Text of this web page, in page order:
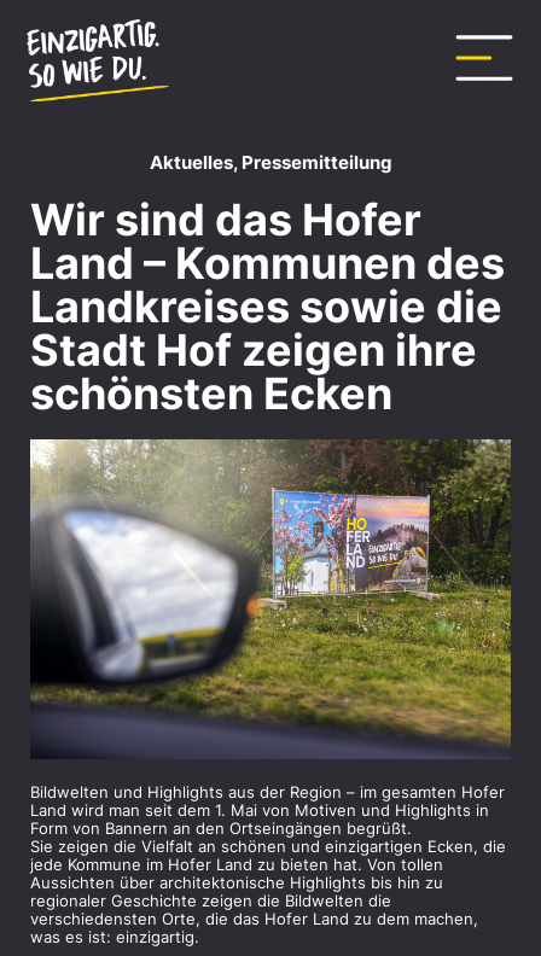
Aktuelles, Pressemitteilung
Wir sind das Hofer
Land – Kommunen des
Landkreises sowie die
Stadt Hof zeigen ihre
schönsten Ecken
Bildwelten und Highlights aus der Region – im gesamten Hofer
Land wird man seit dem 1. Mai von Motiven und Highlights in
Form von Bannern an den Ortseingängen begrüßt.
Sie zeigen die Vielfalt an schönen und einzigartigen Ecken, die
jede Kommune im Hofer Land zu bieten hat. Von tollen
Aussichten über architektonische Highlights bis hin zu
regionaler Geschichte zeigen die Bildwelten die
verschiedensten Orte, die das Hofer Land zu dem machen,
was es ist: einzigartig.